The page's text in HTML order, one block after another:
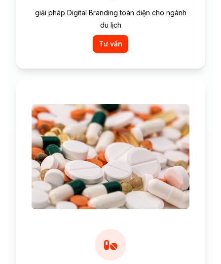
giải pháp Digital Branding toàn diện cho ngành
du lịch
Tư vấn